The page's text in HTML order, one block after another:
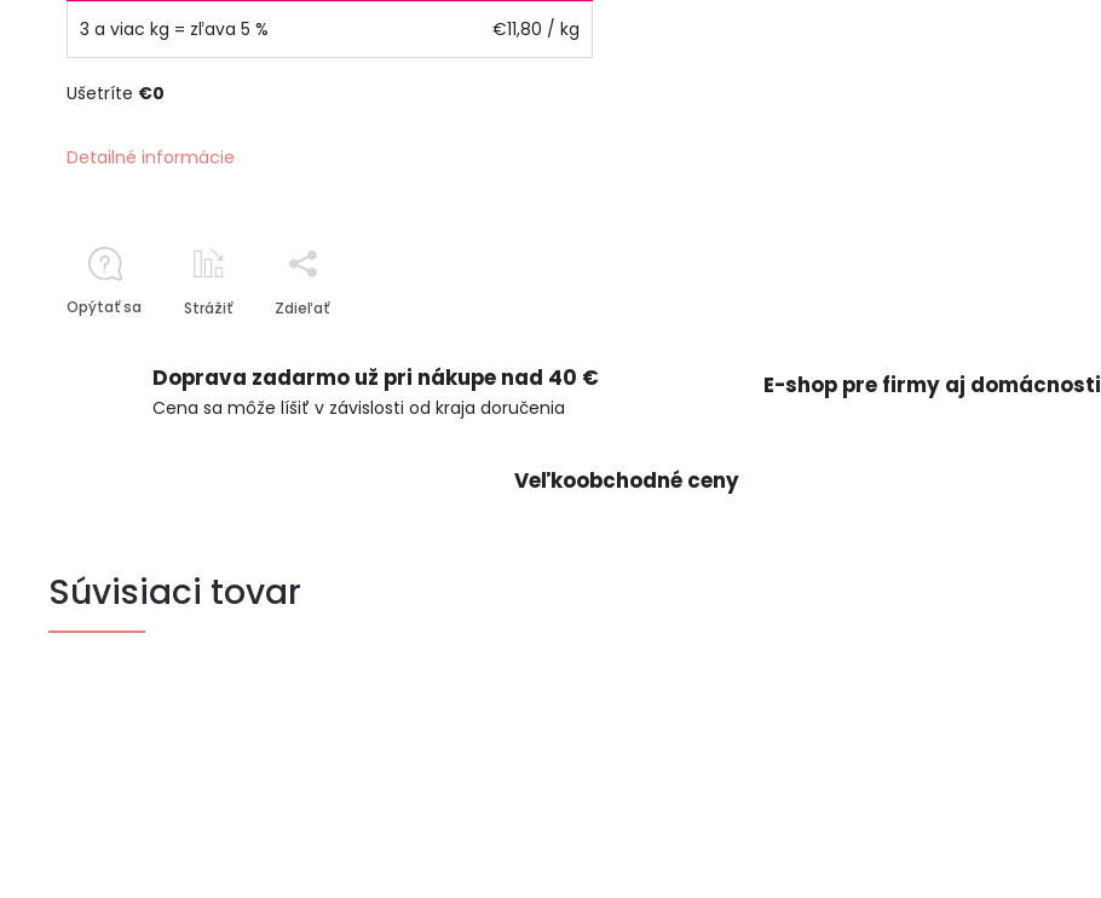
3 a viac kg = zľava 5 % €11,80 / kg
Ušetríte €0
Detailné informácie
Opýtať sa Strážiť Zdieľať
Doprava zadarmo už pri nákupe nad 40 €
Cena sa môže líšiť v závislosti od kraja doručenia
E-shop pre firmy aj domácnosti
Veľkoobchodné ceny
Súvisiaci tovar